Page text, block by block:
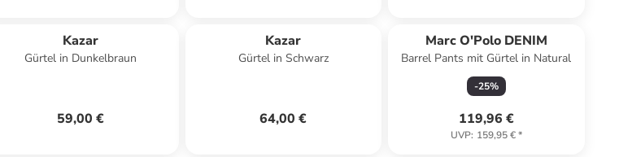
Kazar
Gürtel in Dunkelbraun
59,00 €
Kazar
Gürtel in Schwarz
64,00 €
Marc O'Polo DENIM
Barrel Pants mit Gürtel in Natural
-25%
119,96 €
UVP: 159,95 €*